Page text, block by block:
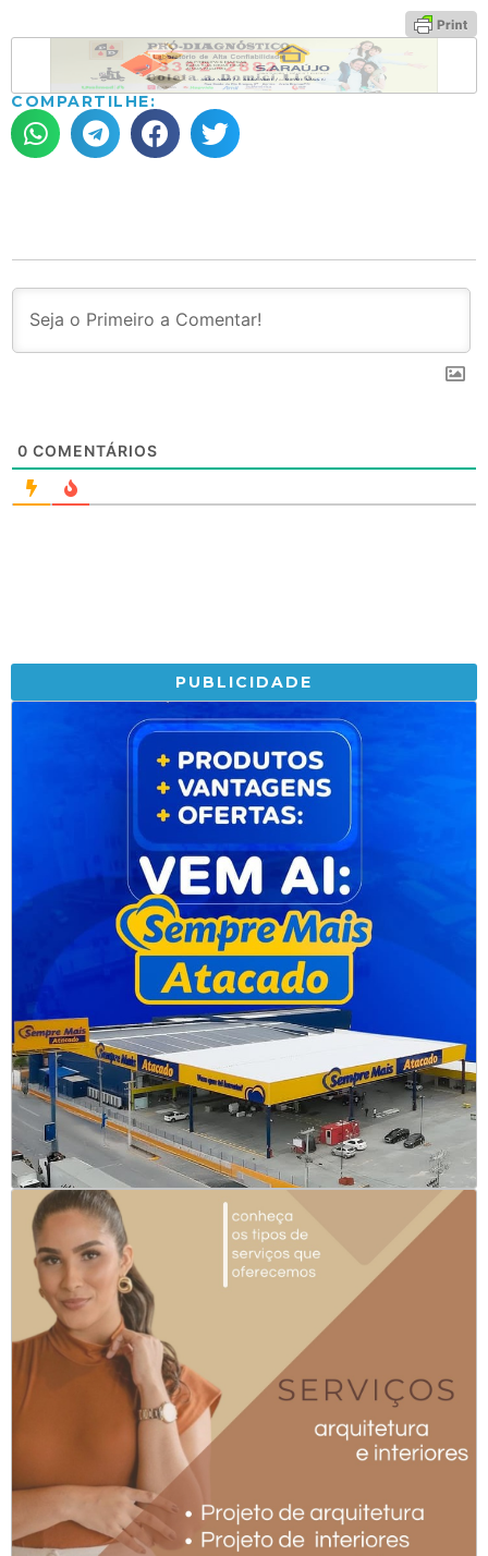
COMPARTILHE:
0 COMENTÁRIOS
PUBLICIDADE